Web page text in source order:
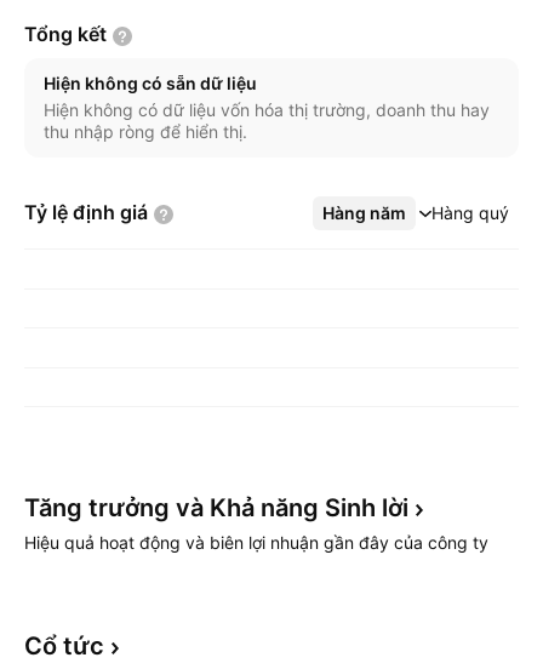
Tổng kết
Hiện không có sẵn dữ liệu
Hiện không có dữ liệu vốn hóa thị trường, doanh thu hay
thu nhập ròng để hiển thị.
Tỷ lệ định giá Hàng năm Hàng quý
Xem thêm
Tăng trưởng và Khả năng Sinh lời
Hiệu quả hoạt động và biên lợi nhuận gần đây của công ty
Cổ tức